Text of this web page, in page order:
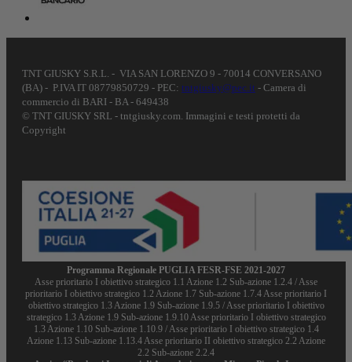
TNT GIUSKY S.R.L. - VIA SAN LORENZO 9 - 70014 CONVERSANO
(BA) - P.IVA IT 08779850729 - PEC: tntgiusky@pec.it - Camera di
commercio di BARI - BA - 649438
© TNT GIUSKY SRL - tntgiusky.com. Immagini e testi protetti da
Copyright
Programma Regionale PUGLIA FESR-FSE 2021-2027
Asse prioritario I obiettivo strategico 1.1 Azione 1.2 Sub-azione 1.2.4 / Asse
prioritario I obiettivo strategico 1.2 Azione 1.7 Sub-azione 1.7.4 Asse prioritario I
obiettivo strategico 1.3 Azione 1.9 Sub-azione 1.9.5 / Asse prioritario I obiettivo
strategico 1.3 Azione 1.9 Sub-azione 1.9.10 Asse prioritario I obiettivo strategico
1.3 Azione 1.10 Sub-azione 1.10.9 / Asse prioritario I obiettivo strategico 1.4
Azione 1.13 Sub-azione 1.13.4 Asse prioritario II obiettivo strategico 2.2 Azione
2.2 Sub-azione 2.2.4